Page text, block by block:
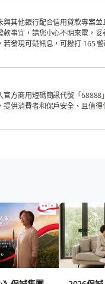
與其他銀行配合信用貸款專案並
款事宜，請您小心不明來電，
若發現可疑訊息，可撥打 165
官方商用短碼簡訊代號「68888
提供消費者和保戶安全、且值得